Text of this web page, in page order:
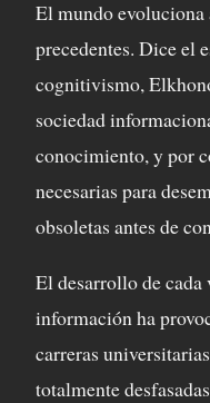
El mundo evoluciona
precedentes. Dice el
cognitivismo,
sociedad
conocimiento, y por
necesarias para
obsoletas antes de
El desarrollo de cada
información ha
carreras
totalmente